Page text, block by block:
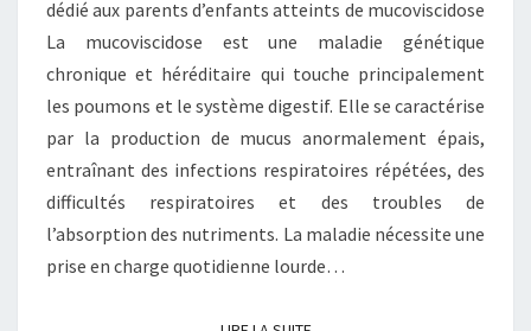
dédié aux parents d’enfants atteints de mucoviscidose
La mucoviscidose est une maladie génétique
chronique et héréditaire qui touche principalement
les poumons et le système digestif. Elle se caractérise
par la production de mucus anormalement épais,
entraînant des infections respiratoires répétées, des
difficultés respiratoires et des troubles de
l’absorption des nutriments. La maladie nécessite une
prise en charge quotidienne lourde…